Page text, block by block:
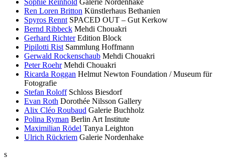
Ren Loren Britton Künstlerhaus Bethanien
Spyros Rennt SPACED OUT – Gut Kerkow
Bernd Ribbeck Mehdi Chouakri
Gerhard Richter Edition Block
Pipilotti Rist Sammlung Hoffmann
Gerwald Rockenschaub Mehdi Chouakri
Peter Roehr Mehdi Chouakri
Ricarda Roggan Helmut Newton Foundation / Museum für
Fotografie
Stefan Roloff Schloss Biesdorf
Evan Roth Dorothée Nilsson Gallery
Alix Cléo Roubaud Galerie Buchholz
Polina Ryman Berlin Art Institute
Maximilian Rödel Tanya Leighton
Ulrich Rückriem Galerie Nordenhake
s